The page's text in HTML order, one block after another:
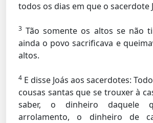
todos os dias em que o sacerdote
3 Tão somente os altos se não
ainda o povo sacrificava e
altos.
4 E disse Joás aos sacerdotes:
cousas santas que se trouxer à
saber, o dinheiro daquele
arrolamento, o dinheiro de